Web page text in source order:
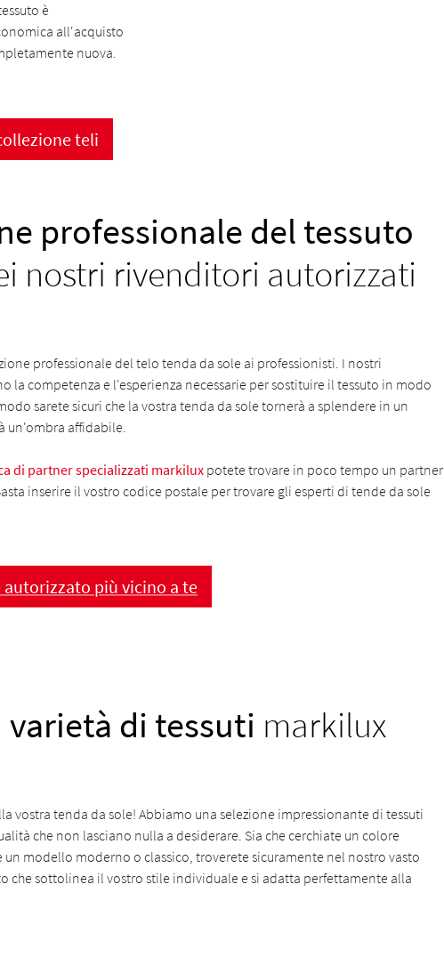
è
all'acquisto
nuova.
teli
professionale del tessuto
nostri rivenditori autorizzati
professionale del telo tenda da sole ai professionisti. I nostri
la competenza e l'esperienza necessarie per sostituire il tessuto in modo
sarete sicuri che la vostra tenda da sole tornerà a splendere in un
un'ombra affidabile.
di partner specializzati markilux potete trovare in poco tempo un partner
inserire il vostro codice postale per trovare gli esperti di tende da sole
più vicino a te
varietà di tessuti markilux
vostra tenda da sole! Abbiamo una selezione impressionante di tessuti
che non lasciano nulla a desiderare. Sia che cerchiate un colore
un modello moderno o classico, troverete sicuramente nel nostro vasto
che sottolinea il vostro stile individuale e si adatta perfettamente alla